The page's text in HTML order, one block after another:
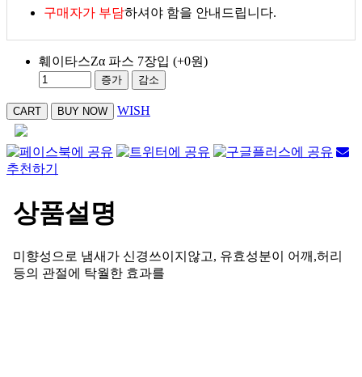
구매자가 부담하셔야 함을 안내드립니다.
훼이타스Zα 파스 7장입 (+0원)
증가 감소
WISH
추천하기
상품설명
미향성으로 냄새가 신경쓰이지않고, 유효성분이 어깨,허리
등의 관절에 탁월한 효과를